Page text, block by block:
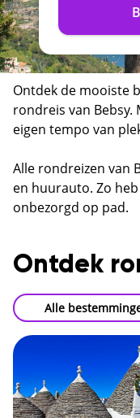
Ontdek de mooiste
rondreis van
eigen tempo van
de vulkanische
authentieke dorpjes
een bestemming
Alle rondreizen van
en huurauto. Zo
onbezorgd op pad.
Ontdek
Alle